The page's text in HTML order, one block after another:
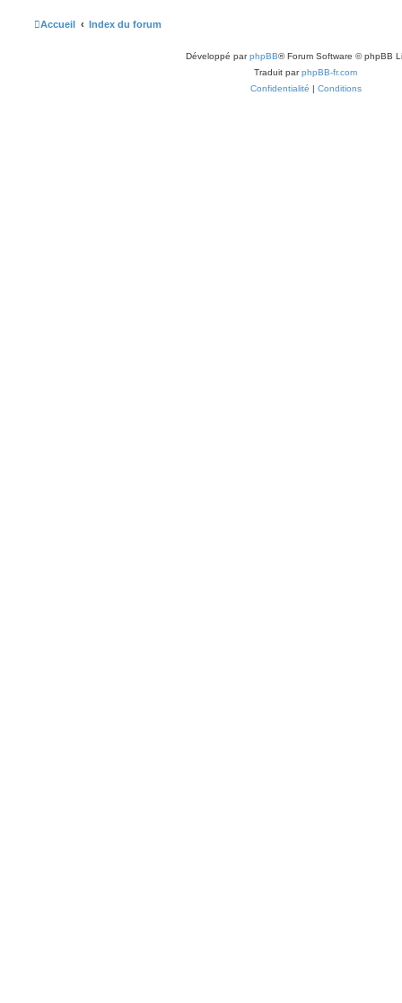
Accueil Index du forum
Développé parphpBB® Forum Software © phpBB
Traduit parphpBB-fr.com
Confidentialité | Conditions